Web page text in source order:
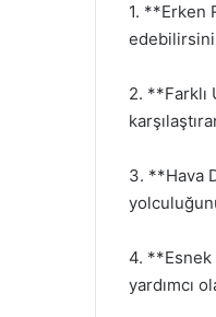
1. **Erken
2. **Farklı
3. **Hava
4. **Esnek
yardımcı